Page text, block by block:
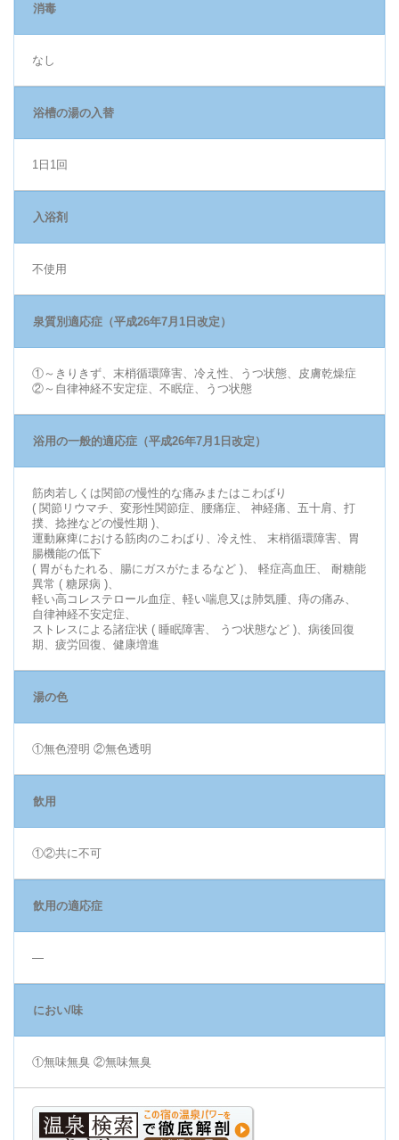
消毒
なし
浴槽の湯の入替
1日1回
入浴剤
不使用
泉質別適応症（平成26年7月1日改定）
①～きりきず、末梢循環障害、冷え性、うつ状態、皮膚乾燥症
②～自律神経不安定症、不眠症、うつ状態
浴用の一般的適応症（平成26年7月1日改定）
筋肉若しくは関節の慢性的な痛みまたはこわばり
( 関節リウマチ、変形性関節症、腰痛症、 神経痛、五十肩、打
撲、捻挫などの慢性期 )、
運動麻痺における筋肉のこわばり、冷え性、 末梢循環障害、胃
腸機能の低下
( 胃がもたれる、腸にガスがたまるなど )、 軽症高血圧、 耐糖能
異常 ( 糖尿病 )、
軽い高コレステロール血症、軽い喘息又は肺気腫、痔の痛み、
自律神経不安定症、
ストレスによる諸症状 ( 睡眠障害、 うつ状態など )、病後回復
期、疲労回復、健康増進
湯の色
①無色澄明 ②無色透明
飲用
①②共に不可
飲用の適応症
―
におい/味
①無味無臭 ②無味無臭